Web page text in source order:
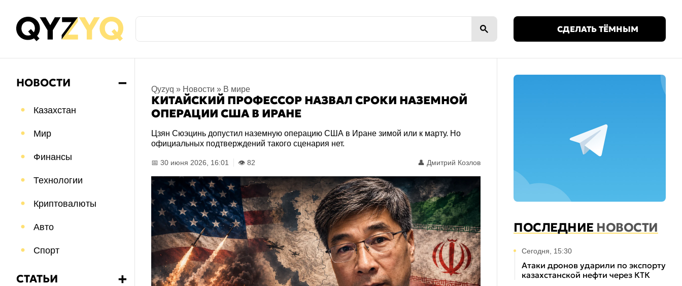
СДЕЛАТЬ ТЁМНЫМ
НОВОСТИ ➖
Казахстан
Мир
Финансы
Технологии
Криптовалюты
Авто
Спорт
СТАТЬИ ➕
Qyzyq » Новости » В мире
КИТАЙСКИЙ ПРОФЕССОР НАЗВАЛ СРОКИ НАЗЕМНОЙ
ОПЕРАЦИИ США В ИРАНЕ
Цзян Сюэцинь допустил наземную операцию США в Иране зимой или к марту. Но
официальных подтверждений такого сценария нет.
📅 30 июня 2026, 16:01 👁️ 82 👤 Дмитрий Козлов
ПОСЛЕДНИЕ НОВОСТИ
Сегодня, 15:30
Атаки дронов ударили по экспорту
казахстанской нефти через КТК